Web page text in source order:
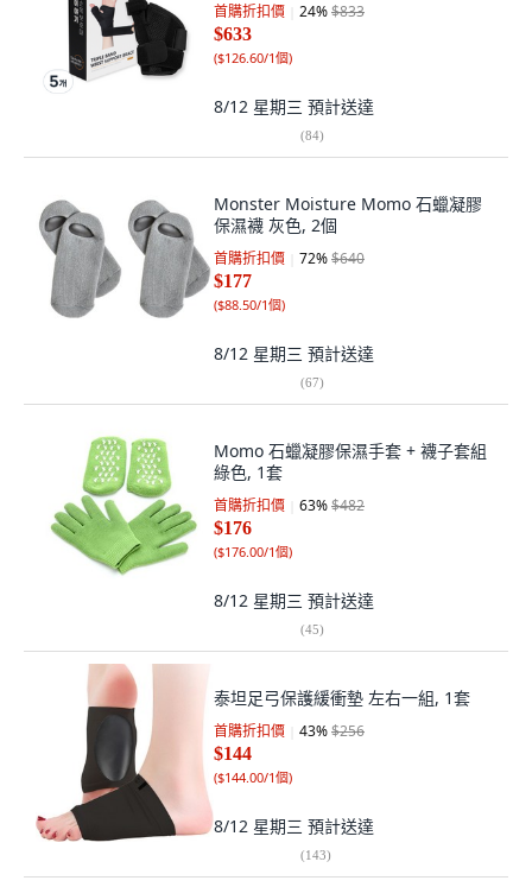
首購折扣價 24%$833
$633
($126.60/1個)
8/12 星期三 預計送達
(84)
Monster Moisture Momo 石蠟凝膠
保濕襪 灰色, 2個
首購折扣價 72%$640
$177
($88.50/1個)
8/12 星期三 預計送達
(67)
Momo 石蠟凝膠保濕手套 + 襪子套組
綠色, 1套
首購折扣價 63%$482
$176
($176.00/1個)
8/12 星期三 預計送達
(45)
泰坦足弓保護緩衝墊 左右一組, 1套
首購折扣價 43%$256
$144
($144.00/1個)
8/12 星期三 預計送達
(143)